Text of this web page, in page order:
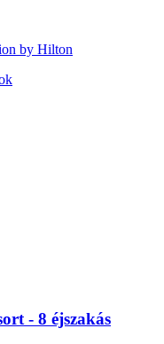
by Hilton
- 8 éjszakás